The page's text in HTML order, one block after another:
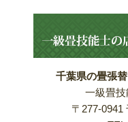
千葉県の畳張
一級畳
〒277-0941